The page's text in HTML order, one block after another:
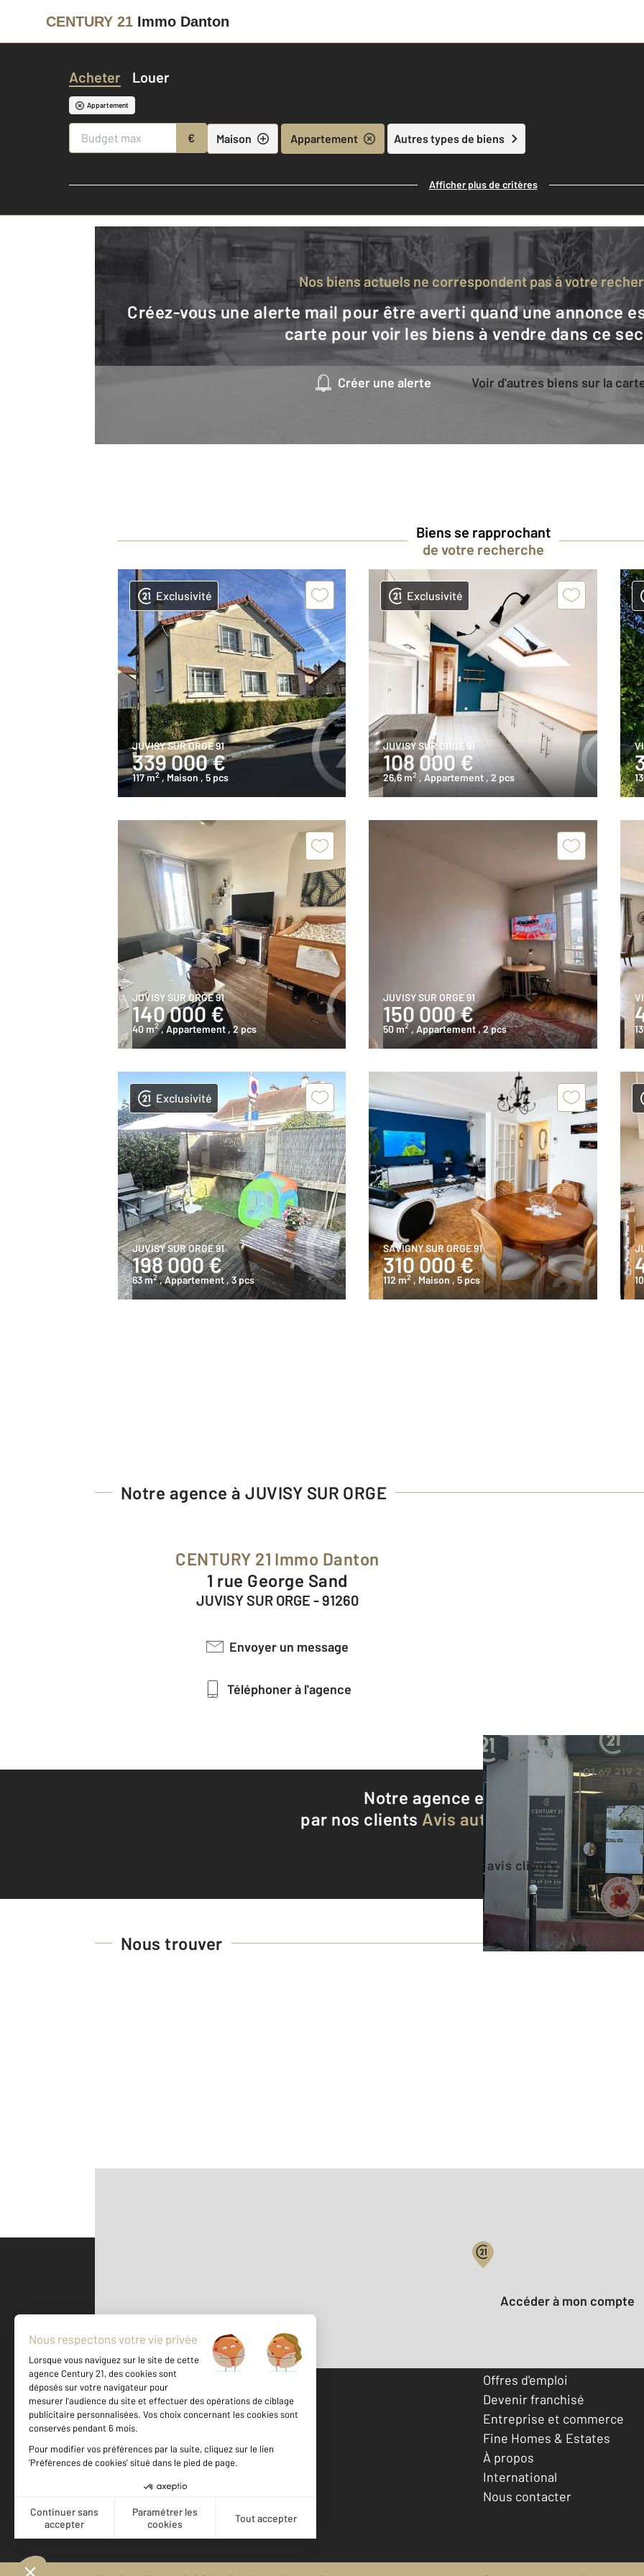
CENTURY 21 Immo Danton
Acheter Louer
Appartement
€ Maison Appartement Autres types de biens
Afficher plus de critères
Nos biens actuels ne correspondent pas à votre
Créez-vous une alerte mail pour être averti quand une annonce est en ligne et consultez la
carte pour voir les biens à vendre dans ce
Créer une alerte Voir d'autres biens sur la
Biens se rapprochant
de votre recherche
Exclusivité
JUVISY SUR ORGE 91
339 000 €
117 m2 , Maison , 5 pcs
Exclusivité
JUVISY SUR ORGE 91
108 000 €
26,6 m2 , Appartement, 2 pcs
JUVISY SUR ORGE 91
140 000 €
40 m2 , Appartement , 2 pcs
JUVISY SUR ORGE 91
150 000 €
50 m2 , Appartement , 2 pcs
Exclusivité
JUVISY SUR ORGE 91
198 000 €
63 m2 , Appartement, 3 pcs
SAVIGNY SUR ORGE 91
310 000 €
112 m2 , Maison , 5 pcs
Notre agence à JUVISY SUR ORGE
CENTURY 21 Immo Danton
1 rue George Sand
JUVISY SUR ORGE - 91260
Envoyer un message
Téléphoner à l'agence
Notre agence est notée9,5/10
par nos clients Avis authentifiés par
Voir tous les avis clients
Nous trouver
500 m ©Mappy
Votre compte :
Accéder à mon compte
Votre agence est notée
Achat
Offres d'emploi
Devenir franchisé
Entreprise et commerce
Fine Homes & Estates
À propos
International
Nous contacter